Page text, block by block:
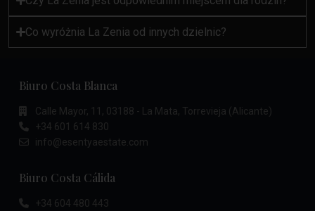
Co wyróżnia La Zenia od innych dzielnic?
Biuro Costa Blanca
Calle Mayor, 11, 03188 - La Mata, Torrevieja (Alicante)
+34 601 614 830
info@esentyaestate.com
Biuro Costa Cálida
+34 604 480 443